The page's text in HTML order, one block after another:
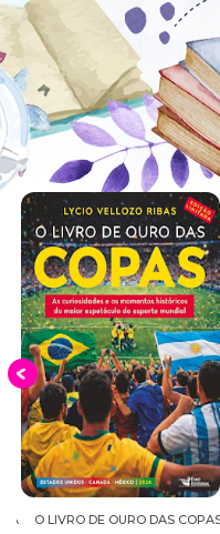
O LIVRO DE OURO DAS COPAS